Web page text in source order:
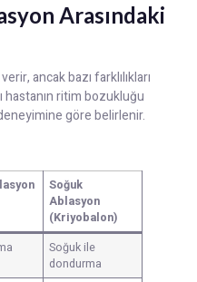
Arasındaki
ancak bazı farklılıkları
hastanın ritim bozukluğu
göre belirlenir.
Soğuk
Ablasyon
(Kriyobalon)
Soğuk ile
dondurma